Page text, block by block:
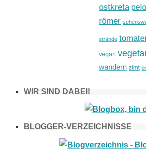
ostkreta
römer
strände
vegan
wandern zimt
WIR SIND DABEI!
BLOGGER-VERZEICHNISSE